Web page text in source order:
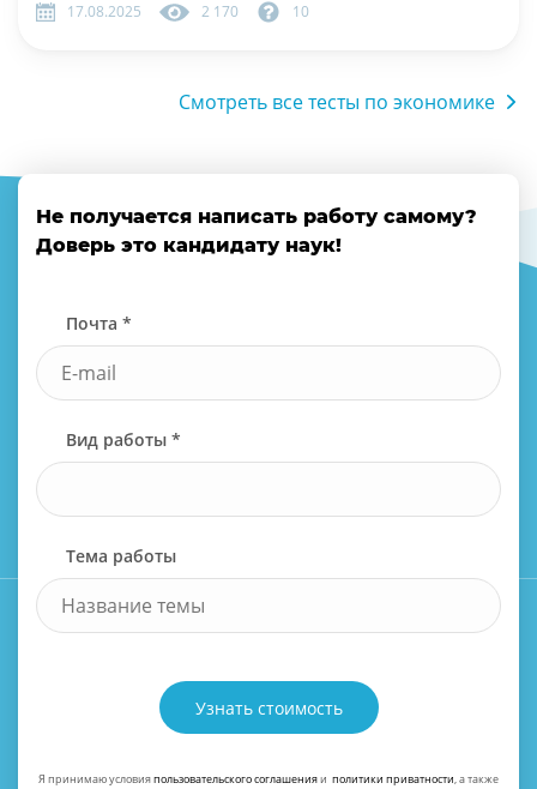
17.08.2025 2 170 10
Смотреть все тесты по экономике
Не получается написать работу самому?
Доверь это кандидату наук!
Почта *
Вид работы *
Тема работы
Узнать стоимость
Я принимаю условияпользовательского соглашенияи политики приватности, а также